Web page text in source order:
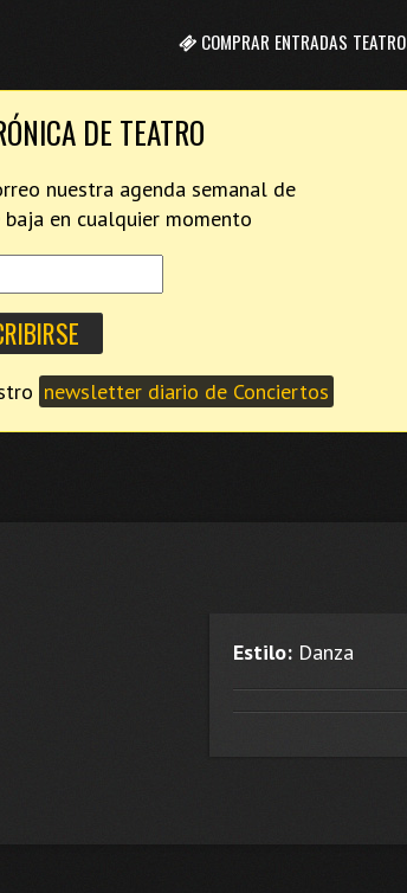
COMPRAR ENTRADAS TEATRO
DE TEATRO
nuestra agenda semanal de
en cualquier momento
newsletter diario de Conciertos
Estilo: Danza